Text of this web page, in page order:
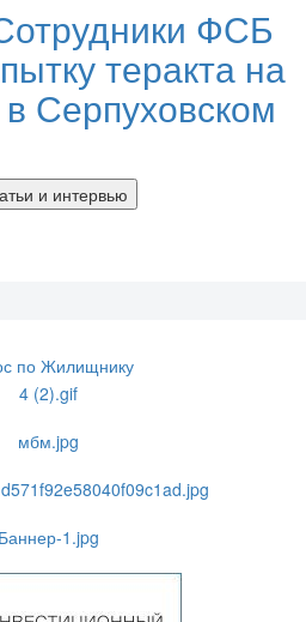
ФСБ
теракта на
Серпуховском
и интервью